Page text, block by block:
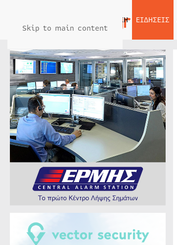
Skip to main content
ΑΡΧΙΚΗ ΕΙΔΗΣΕΙΣ